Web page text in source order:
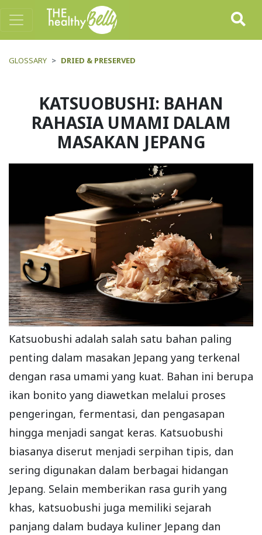
GLOSSARY DRIED & PRESERVED
KATSUOBUSHI: BAHAN
RAHASIA UMAMI DALAM
MASAKAN JEPANG
Katsuobushi adalah salah satu bahan paling
penting dalam masakan Jepang yang terkenal
dengan rasa umami yang kuat. Bahan ini berupa
ikan bonito yang diawetkan melalui proses
pengeringan, fermentasi, dan pengasapan
hingga menjadi sangat keras. Katsuobushi
biasanya diserut menjadi serpihan tipis, dan
sering digunakan dalam berbagai hidangan
Jepang. Selain memberikan rasa gurih yang
khas, katsuobushi juga memiliki sejarah
panjang dalam budaya kuliner Jepang dan